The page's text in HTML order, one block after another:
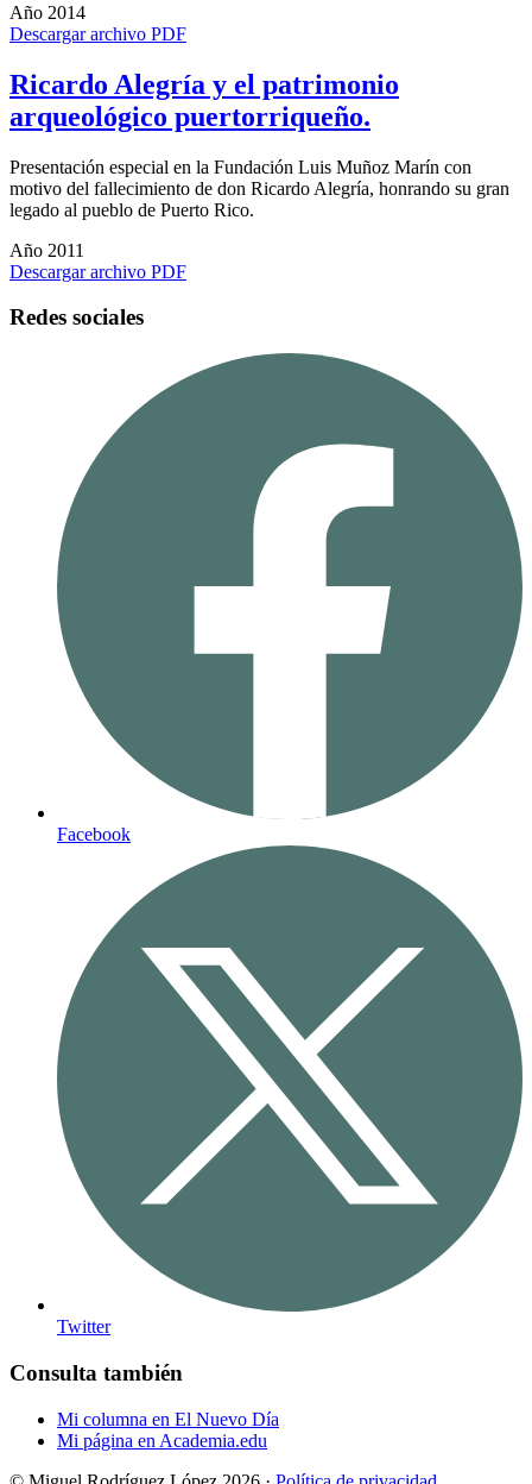
Año 2014
Descargar archivo PDF
Ricardo Alegría y el patrimonio
arqueológico puertorriqueño.
Presentación especial en la Fundación Luis Muñoz Marín con
motivo del fallecimiento de don Ricardo Alegría, honrando su gran
legado al pueblo de Puerto Rico.
Año 2011
Descargar archivo PDF
Redes sociales
Facebook
Twitter
Consulta también
Mi columna en El Nuevo Día
Mi página en Academia.edu